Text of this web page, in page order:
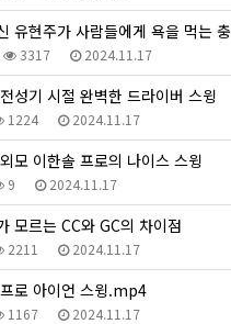
현주가 사람들에게 욕을 먹는 충격적인 이
3317 2024.11.17
성기 시절 완벽한 드라이버 스윙
1224 2024.11.17
모 이한솔 프로의 나이스 스윙
9 2024.11.17
모르는 CC와 GC의 차이점
2211 2024.11.17
로 아이언 스윙.mp4
1167 2024.11.17